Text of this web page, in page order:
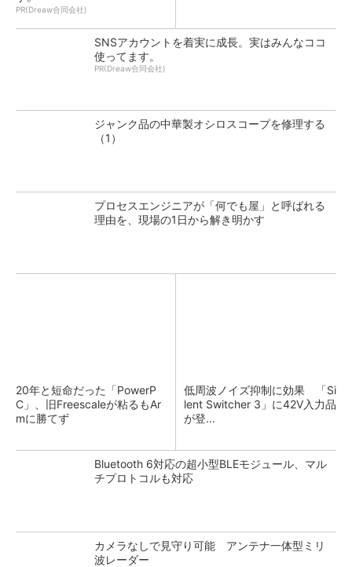
PR(Dreaw合同会社)
SNSアカウントを着実に成長。実はみんなココ
使ってます。
PR(Dreaw合同会社)
ジャンク品の中華製オシロスコープを修理する
（1）
プロセスエンジニアが「何でも屋」と呼ばれる
理由を、現場の1日から解き明かす
20年と短命だった「PowerP
C」、旧Freescaleが粘るもAr
mに勝てず
低周波ノイズ抑制に効果 「Si
lent Switcher 3」に42V入力品
が登...
Bluetooth 6対応の超小型BLEモジュール、マル
チプロトコルも対応
カメラなしで見守り可能 アンテナ一体型ミリ
波レーダー